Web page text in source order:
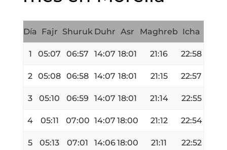
Día Fajr Shuruk Duhr Asr Maghreb Icha
1 05:07 06:57 14:07 18:01 21:16 22:58
2 05:08 06:58 14:07 18:01 21:15 22:57
3 05:10 06:59 14:07 18:01 21:14 22:55
4 05:11 07:00 14:07 18:00 21:12 22:54
5 05:13 07:01 14:0618:00 21:11 22:52